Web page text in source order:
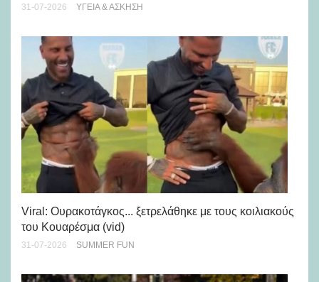
31-07-2026 ΥΓΕΊΑ & ΆΣΚΗΣΗ
Viral: Ουρακοτάγκος... ξετρελάθηκε με τους κοιλιακούς
του Κουαρέσμα (vid)
31-07-2026 SUMMER FUN